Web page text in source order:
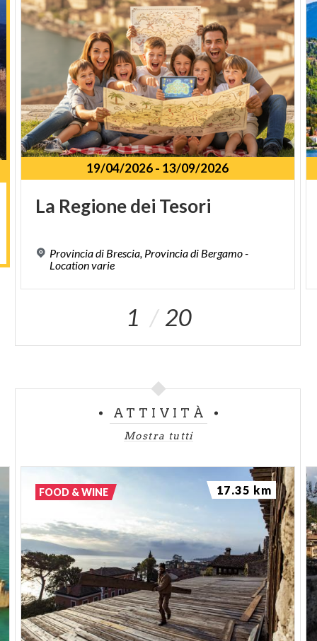
19/04/2026- 13/09/2026
La Regionedei Tesori
Provincia di Brescia, Provincia di Bergamo -
Location varie
1 20
ATTIVITÀ
Mostra tutti
FOOD & WINE 17.35 km